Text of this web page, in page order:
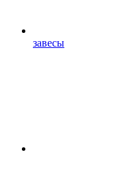
завесы